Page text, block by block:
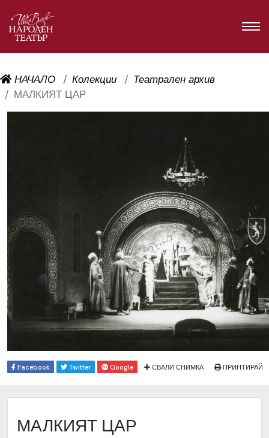
НАЧАЛО Колекции
Театрален архив
МАЛКИЯТ ЦАР
Facebook Twitter Google СВАЛИ СНИМКА ПРИНТИРАЙ
МАЛКИЯТ ЦАР